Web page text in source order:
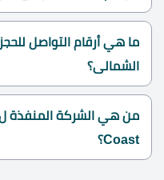
ما هي أرقام التواصل
الشمالى؟
Coast؟